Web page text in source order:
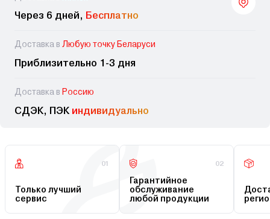
Через 6 дней, Бесплатно
Доставка в Любую точку Беларуси
Приблизительно 1-3 дня
Доставка в Россию
СДЭК, ПЭК индивидуально
01
Только лучший
сервис
02
Гарантийное
обслуживание
любой продукции